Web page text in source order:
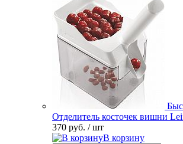
Отделитель косточек вишни
370 руб. / шт
В корзину